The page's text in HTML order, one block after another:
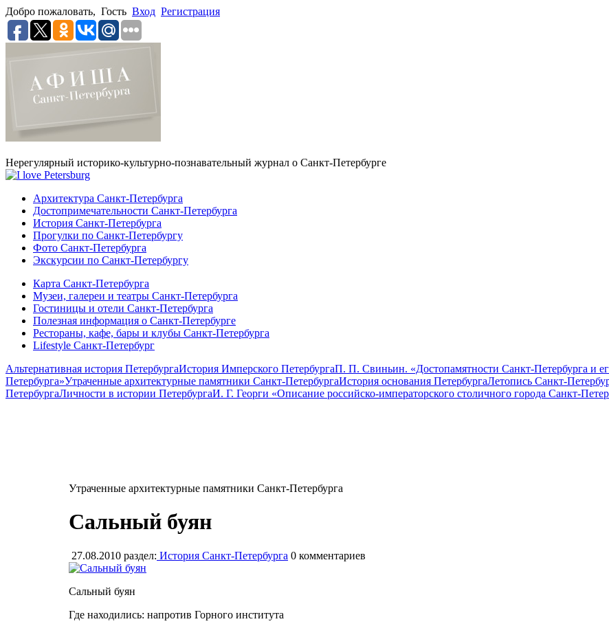
Добро пожаловать, Гость Вход Регистрация
Нерегулярный историко-культурно-познавательный журнал о Санкт-Петербурге
Архитектура Санкт-Петербурга
Достопримечательности Санкт-Петербурга
История Санкт-Петербурга
Прогулки по Санкт-Петербургу
Фото Санкт-Петербурга
Экскурсии по Санкт-Петербургу
Карта Санкт-Петербурга
Музеи, галереи и театры Санкт-Петербурга
Гостиницы и отели Санкт-Петербурга
Полезная информация о Санкт-Петербурге
Рестораны, кафе, бары и клубы Санкт-Петербурга
Lifestyle Санкт-Петербург
Альтернативная история ПетербургаИстория Имперского ПетербургаП. П. Свиньин. «Достопамятности Санкт-Петербурга и
Петербурга»Утраченные архитектурные памятники Санкт-ПетербургаИстория основания ПетербургаЛетопись Санкт-
ПетербургаЛичности в истории ПетербургаИ. Г. Георги «Описание российско-императорского столичного города Санкт-
Утраченные архитектурные памятники Санкт-Петербурга
Сальный буян
27.08.2010 раздел: История Санкт-Петербурга 0 комментариев
Сальный буян
Где находились: напротив Горного института